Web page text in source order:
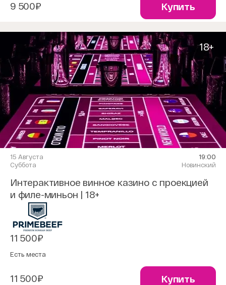
9 500₽ Купить
18+
15 Августа
Суббота
19:00
Новинский
Интерактивное винное казино с проекцией
и филе-миньон | 18+
11 500₽
Есть места
11 500₽ Купить